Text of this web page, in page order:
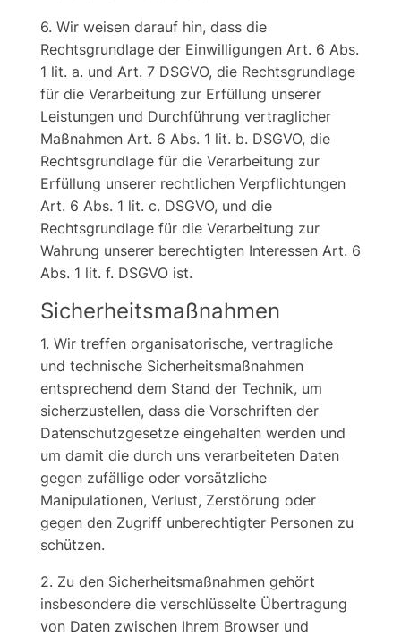
6. Wir weisen darauf hin, dass die
Rechtsgrundlage der Einwilligungen Art. 6 Abs.
1 lit. a. und Art. 7 DSGVO, die Rechtsgrundlage
für die Verarbeitung zur Erfüllung unserer
Leistungen und Durchführung vertraglicher
Maßnahmen Art. 6 Abs. 1 lit. b. DSGVO, die
Rechtsgrundlage für die Verarbeitung zur
Erfüllung unserer rechtlichen Verpflichtungen
Art. 6 Abs. 1 lit. c. DSGVO, und die
Rechtsgrundlage für die Verarbeitung zur
Wahrung unserer berechtigten Interessen Art. 6
Abs. 1 lit. f. DSGVO ist.
Sicherheitsmaßnahmen
1. Wir treffen organisatorische, vertragliche
und technische Sicherheitsmaßnahmen
entsprechend dem Stand der Technik, um
sicherzustellen, dass die Vorschriften der
Datenschutzgesetze eingehalten werden und
um damit die durch uns verarbeiteten Daten
gegen zufällige oder vorsätzliche
Manipulationen, Verlust, Zerstörung oder
gegen den Zugriff unberechtigter Personen zu
schützen.
2. Zu den Sicherheitsmaßnahmen gehört
insbesondere die verschlüsselte Übertragung
von Daten zwischen Ihrem Browser und